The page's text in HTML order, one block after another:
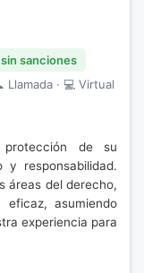
sanciones
Llamada · 💻 Virtual
de su
y responsabilidad.
áreas del derecho,
asumiendo
experiencia para